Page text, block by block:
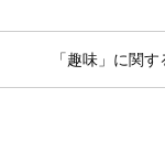
「趣味」に関